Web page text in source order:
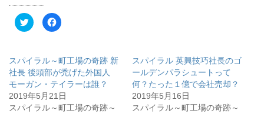
ク
リ
T
w
i
t
t
e
r
で
F
a
o
k
で
共
有
す
る
に
スパイラル～町工場の奇跡 新
社長 後頭部が禿げた外国人
モーガン・テイラーは誰？
2019年5月21日
スパイラル～町工場の奇跡～
スパイラル 英興技巧社長のゴ
ールデンパラシュートって
何？たった１億で会社売却？
2019年5月16日
スパイラル～町工場の奇跡～